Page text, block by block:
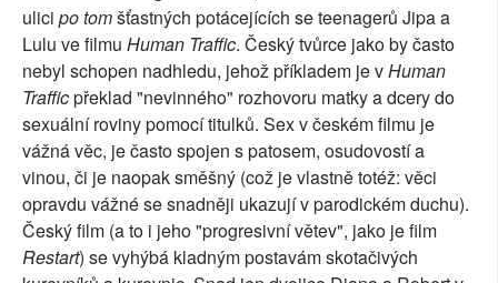
ulici po tomšťastných potácejících se teenagerů Jipa a
Lulu ve filmu Human Traffic. Český tvůrce jako by často
nebyl schopen nadhledu, jehož příkladem je vHuman
Trafficpřeklad "nevinného" rozhovoru matky a dcery do
sexuální roviny pomocí titulků. Sex v českém filmu je
vážná věc, je často spojen s patosem, osudovostí a
vinou, či je naopak směšný (což je vlastně totéž: věci
opravdu vážné se snadněji ukazují v parodickém duchu).
Český film (a to i jeho "progresivní větev", jako je film
Restart) se vyhýbá kladným postavám skotačivých